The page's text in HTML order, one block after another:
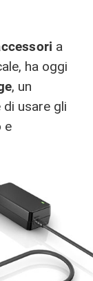
a
ha oggi
, un
usare gli
e